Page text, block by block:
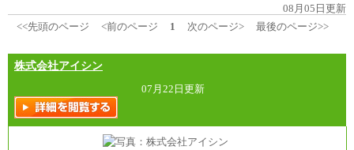
08月05日更新
<<先頭のページ
<前のページ 1 次のページ> 最後のページ>>
株式会社アイシン
07月22日更新